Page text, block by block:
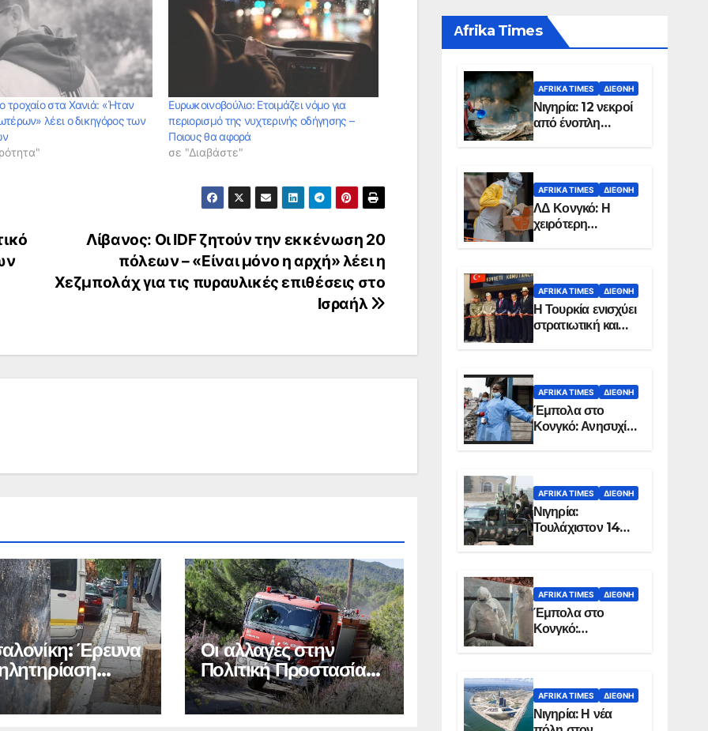
τροχαίο στα Χανιά: «Ήταν
λέει ο δικηγόρος των
Ευρωκοινοβούλιο: Eτοιμάζει νόμο για
περιορισμό της νυχτερινής οδήγησης –
Ποιους θα αφορά
σε "Διαβάστε"
Λίβανος: Οι IDF ζητούν την εκκένωση 20
πόλεων – «Είναι μόνο η αρχή» λέει η
Χεζμπολάχ για τις πυραυλικές επιθέσεις στο
Ισραήλ
Έρευνα
στο κέντρο
Οι αλλαγές στην
Πολιτική Προστασία
και την Πυροσβεστική
Αfrika Times
AFRIKA TIMES ΔΙΕΘΝΉ
Νιγηρία: 12 νεκροί
από ένοπλη
επίθεση σε χωριό
AFRIKA TIMES ΔΙΕΘΝΉ
ΛΔ Κονγκό: Η
χειρότερη
επιδημία Έμπολα
χώρας
AFRIKA TIMES ΔΙΕΘΝΉ
Η Τουρκία ενισχύει
στρατιωτική και
ενεργειακή
Σομαλία
AFRIKA TIMES ΔΙΕΘΝΉ
Έμπολα στο
Κονγκό: Ανησυχία
για τη μεγάλη
AFRIKA TIMES ΔΙΕΘΝΉ
Νιγηρία:
Τουλάχιστον 14
νεκροί από
στην Οτούκπο
AFRIKA TIMES ΔΙΕΘΝΉ
Έμπολα στο
Κονγκό:
Ξεπέρασαν τους
AFRIKA TIMES ΔΙΕΘΝΉ
Νιγηρία: Η νέα